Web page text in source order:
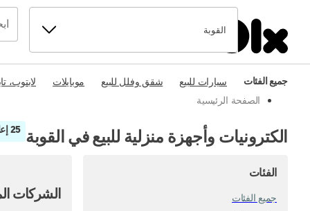
القوبة
جميع الفئات سيارات للبيع شقق وفلل للبيع موبايلات لابتوب،
الصفحة الرئيسية
الكترونيات وأجهزة منزلية للبيع في القوبة 25 إعلان
الفئات
جميع الفئات الشركات